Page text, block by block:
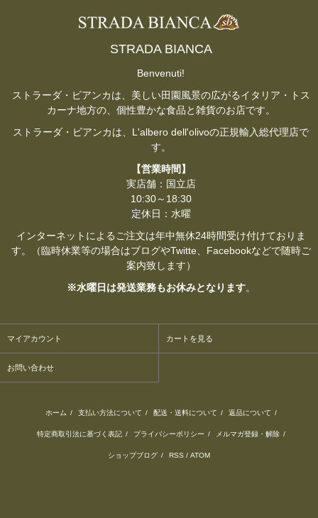
STRADA BIANCA
Benvenuti!
ストラーダ・ビアンカは、美しい田園風景の広がるイタリア・トス
カーナ地方の、個性豊かな食品と雑貨のお店です。
ストラーダ・ビアンカは、L'albero dell'olivoの正規輸入総代理店で
す。
【営業時間】
実店舗：国立店
10:30～18:30
定休日：水曜
インターネットによるご注文は年中無休24時間受け付けておりま
す。（臨時休業等の場合はブログやTwitte、Facebookなどで随時ご
案内致します）
※水曜日は発送業務もお休みとなります。
マイアカウント カートを見る
お問い合わせ
ホーム / 支払い方法について / 配送・送料について / 返品について /
特定商取引法に基づく表記 / プライバシーポリシー / メルマガ登録・解除 /
ショップブログ / RSS / ATOM